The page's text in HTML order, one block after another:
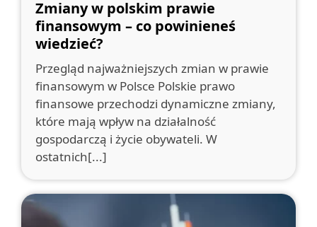
Zmiany w polskim prawie
finansowym – co powinieneś
wiedzieć?
Przegląd najważniejszych zmian w prawie
finansowym w Polsce Polskie prawo
finansowe przechodzi dynamiczne zmiany,
które mają wpływ na działalność
gospodarczą i życie obywateli. W
ostatnich[...]